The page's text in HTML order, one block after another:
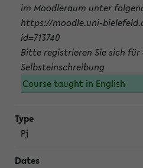
im Moodleraum unter
https://moodle.uni-
id=713740
Bitte registrieren Sie sich für
Selbsteinschreibung
Course taught in English
Pj